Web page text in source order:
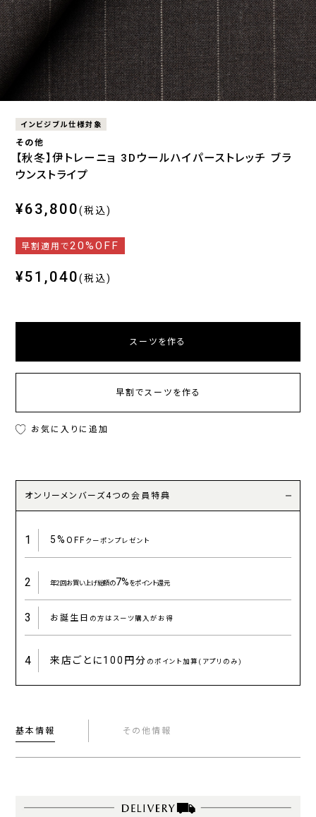
インビジブル仕様対象
その他
【秋冬】伊トレーニョ 3Dウールハイパーストレッチ ブラ
ウンストライプ
¥63,800(税込)
早割適用で20%OFF
¥51,040(税込)
スーツを作る
早割でスーツを作る
お気に入りに追加
オンリーメンバーズ4つの会員特典
1 5%OFFクーポンプレゼント
2 年2回お買い上げ総額の7%をポイント還元
3 お誕生日 の方はスーツ購入がお得
4 来店ごとに100円分 のポイント加算(アプリのみ)
基本情報 その他情報